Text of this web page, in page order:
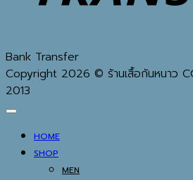
Bank Transfer
Copyright 2026 © ร้านเสื้อกันหนาว
2013
HOME
SHOP
MEN